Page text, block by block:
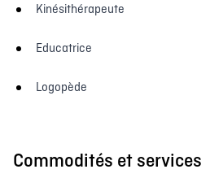
Kinésithérapeute
Educatrice
Logopède
Commodités et services